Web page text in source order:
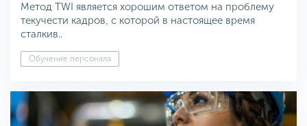
Метод TWI является хорошим ответом на проблему
текучести кадров, с которой в настоящее время
сталкив..
Обучение персонала